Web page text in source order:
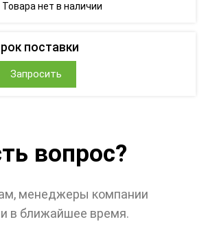
Товара нет в наличии
поставки
Запросить
вопрос?
менеджеры компании
в ближайшее время.